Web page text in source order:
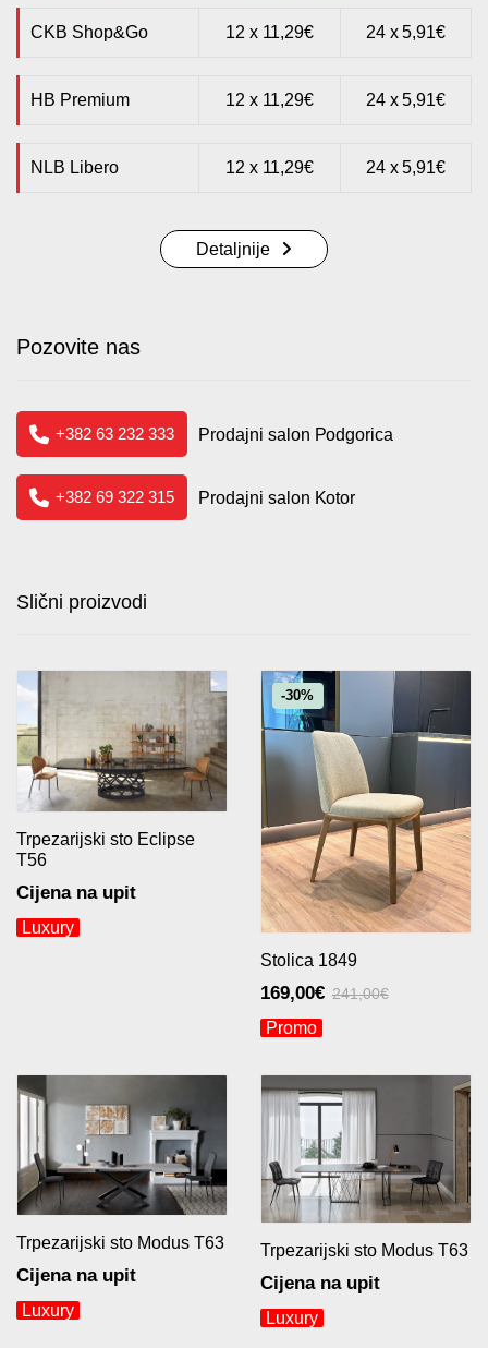
CKB Shop&Go 12 x 11,29€ 24 x 5,91€
HB Premium 12 x 11,29€ 24 x 5,91€
NLB Libero 12 x 11,29€ 24 x 5,91€
Detaljnije
Pozovite nas
+382 63 232 333 Prodajni salon Podgorica
+382 69 322 315 Prodajni salon Kotor
Slični proizvodi
Trpezarijski sto Eclipse
T56
Cijena na upit
Luxury
-30%
Stolica 1849
241,00€
Originalna
je
bila:
169,00€
Trenutna
je:
169,00€.
Promo
Trpezarijski sto Modus T63
Cijena na upit
Luxury
Trpezarijski sto Modus T63
Cijena na upit
Luxury